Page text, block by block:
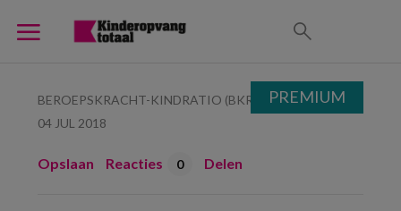
BEROEPSKRACHT-KINDRATIO (BKR)
04 JUL 2018
Opslaan Reacties 0 Delen
PREMIUM